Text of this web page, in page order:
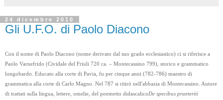
24 dicembre 2010
Gli U.F.O. di Paolo Diacono
Con il nome di Paolo Diacono (nome derivato dal suo grado ecclesiastico) ci si riferisce a
Paolo Varnefrido (Cividale del Friuli 720 ca. – Montecassino 799), storico e grammatico
longobardo. Educato alla corte di Pavia, fu per cinque anni (782-786) maestro di
grammatica alla corte di Carlo Magno. Nel 787 si ritirò nell'abbazia di Montecassino. Autore
di trattati sulla lingua, lettere, omelie, del poemetto didascalicoDe specibus praeteriti